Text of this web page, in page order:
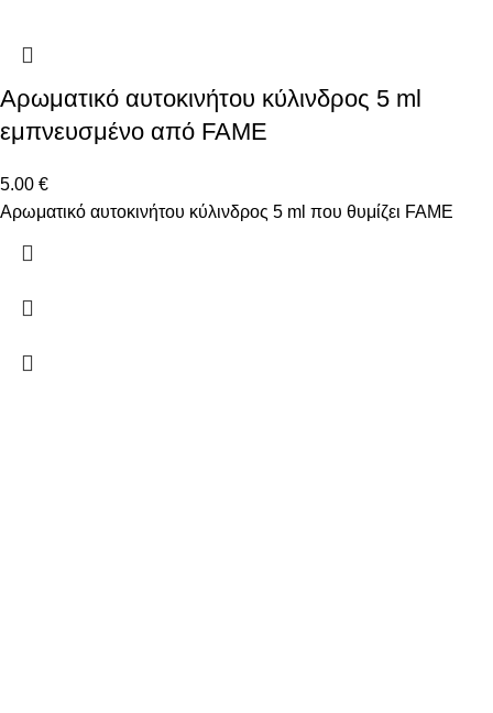
Αρωματικό αυτοκινήτου κύλινδρος 5 ml
εμπνευσμένο από FAME
5.00 €
Αρωματικό αυτοκινήτου κύλινδρος 5 ml που θυμίζει FAME